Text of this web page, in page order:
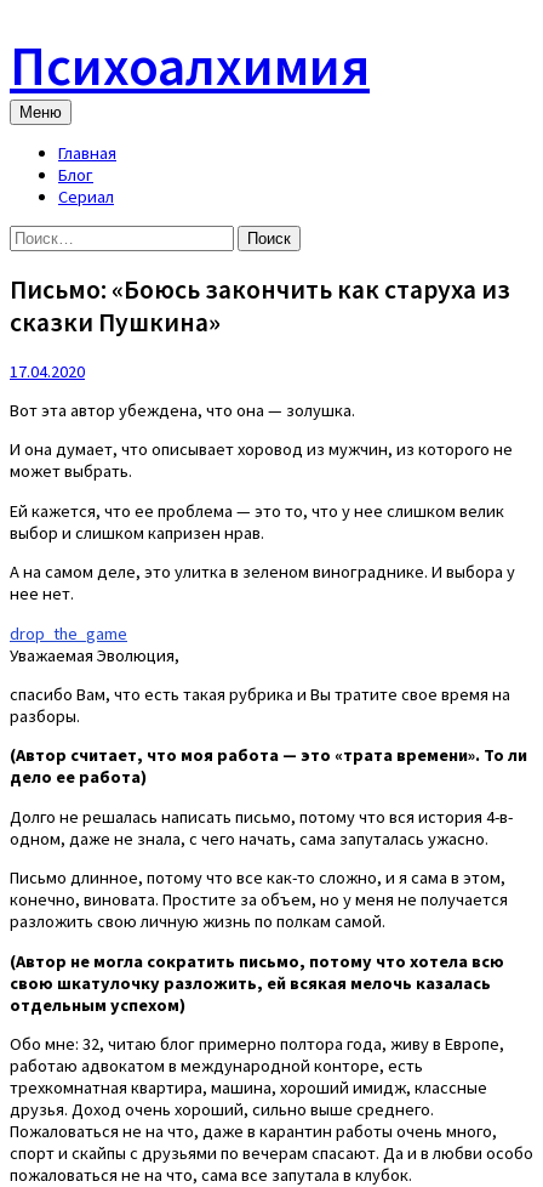
content
Психоалхимия
Меню
Главная
Блог
Сериал
Найти:
Письмо: «Боюсь закончить как старуха из
сказки Пушкина»
17.04.2020
Вот эта автор убеждена, что она — золушка.
И она думает, что описывает хоровод из мужчин, из которого не
может выбрать.
Ей кажется, что ее проблема — это то, что у нее слишком велик
выбор и слишком капризен нрав.
А на самом деле, это улитка в зеленом винограднике. И выбора у
нее нет.
drop_the_game
Уважаемая Эволюция,
спасибо Вам, что есть такая рубрика и Вы тратите свое время на
разборы.
(Автор считает, что моя работа — это «трата времени». То ли
дело ее работа)
Долго не решалась написать письмо, потому что вся история 4-в-
одном, даже не знала, с чего начать, сама запуталась ужасно.
Письмо длинное, потому что все как-то сложно, и я сама в этом,
конечно, виновата. Простите за объем, но у меня не получается
разложить свою личную жизнь по полкам самой.
(Автор не могла сократить письмо, потому что хотела всю
свою шкатулочку разложить, ей всякая мелочь казалась
отдельным успехом)
Обо мне: 32, читаю блог примерно полтора года, живу в Европе,
работаю адвокатом в международной конторе, есть
трехкомнатная квартира, машина, хороший имидж, классные
друзья. Доход очень хороший, сильно выше среднего.
Пожаловаться не на что, даже в карантин работы очень много,
спорт и скайпы с друзьями по вечерам спасают. Да и в любви особо
пожаловаться не на что, сама все запутала в клубок.